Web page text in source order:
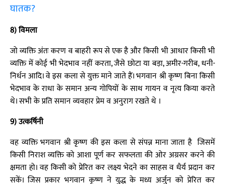
घातक?
8) विमला
जो व्यक्ति अंतः करण व बाहरी रूप से एक है और किसी भी आधार किसी भी
व्यक्ति में कोई भी भेदभाव नहीं करता, जैसे छोटा या बड़ा, अमीर-गरीब, धनी-
निर्धन आदि। वे इस कला से युक्त माने जाते हैं। भगवान श्री कृष्ण बिना किसी
भेदभाव के राधा के समान अन्य गोपियों के साथ गायन व नृत्य किया करते
थे। सभी के प्रति समान व्यवहार प्रेम व अनुराग रखते थे ।
9) उत्कर्षिनी
वह व्यक्ति भगवान श्री कृष्ण की इस कला से संपन्न माना जाता है जिसमें
किसी निराश व्यक्ति को आशा पूर्ण कर सफलता की ओर अग्रसर करने की
क्षमता हो। वह किसी को प्रेरित कर लक्ष्य भेदने का साहस व धैर्य प्रदान कर
सकें। जिस प्रकार भगवान कृष्ण ने युद्ध के मध्य अर्जुन को प्रेरित कर